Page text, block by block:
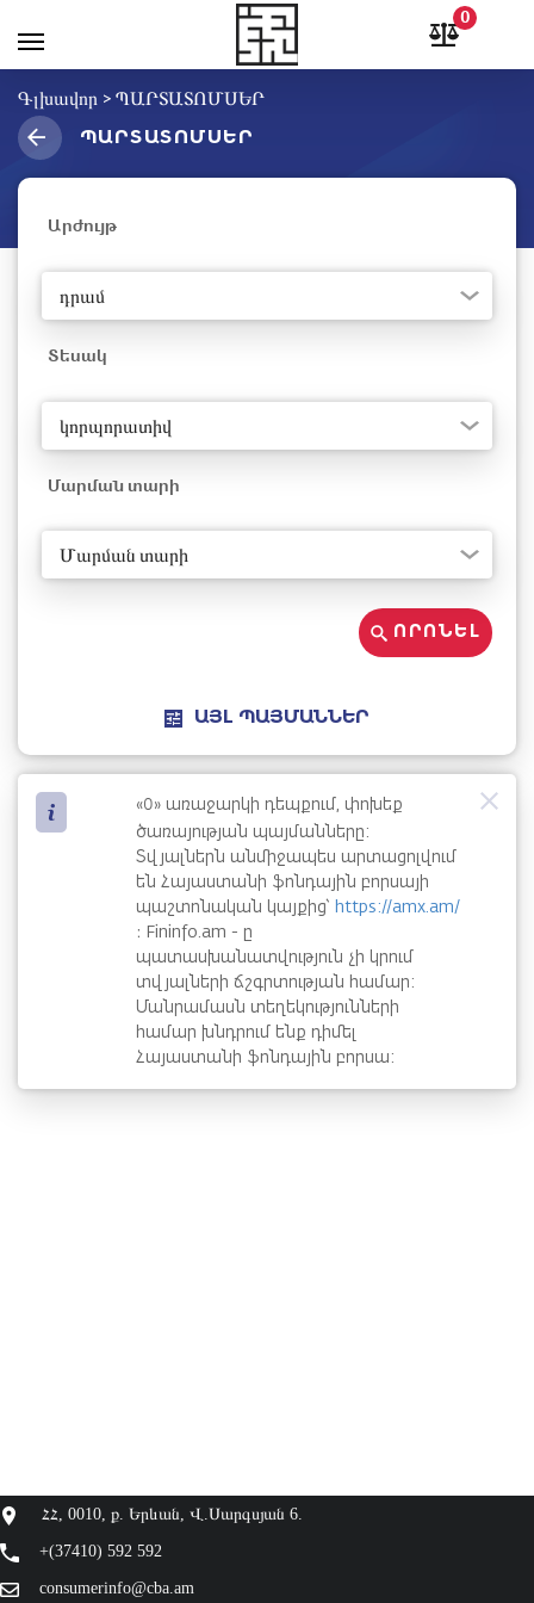
0
Գլխավոր > ՊԱՐՏԱՏՈՄՍԵՐ
ՊԱՐՏԱՏՈՄՍԵՐ
Արժույթ
դրամ
Տեսակ
կորպորատիվ
Մարման տարի
Մարման տարի
ՈՐՈՆԵԼ
ԱՅԼ ՊԱՅՄԱՆՆԵՐ
«0» առաջարկի դեպքում, փոխեք
ծառայության պայմանները:
Տվյալներն անմիջապես արտացոլվում
են Հայաստանի ֆոնդային բորսայի
պաշտոնական կայքից՝ https://amx.am/
։ Fininfo.am - ը
պատասխանատվություն չի կրում
տվյալների ճշգրտության համար:
Մանրամասն տեղեկությունների
համար խնդրում ենք դիմել
Հայաստանի ֆոնդային բորսա:
ՀՀ, 0010, ք. Երևան, Վ.Սարգսյան 6.
+(37410) 592 592
consumerinfo@cba.am